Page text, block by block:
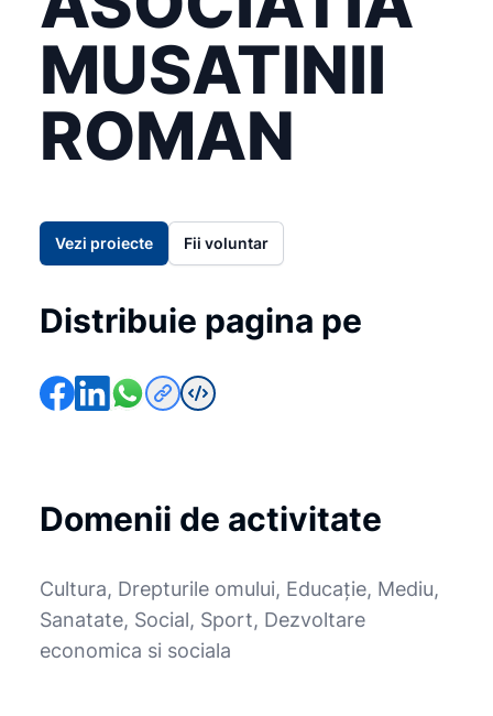
MUSATINII
ROMAN
Vezi proiecte Fii voluntar
Distribuie pagina pe
Domenii de activitate
Cultura, Drepturile omului, Educație, Mediu,
Sanatate, Social, Sport, Dezvoltare
economica si sociala